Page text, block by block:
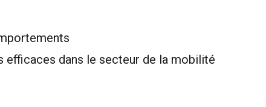
dans le secteur de la mobilité